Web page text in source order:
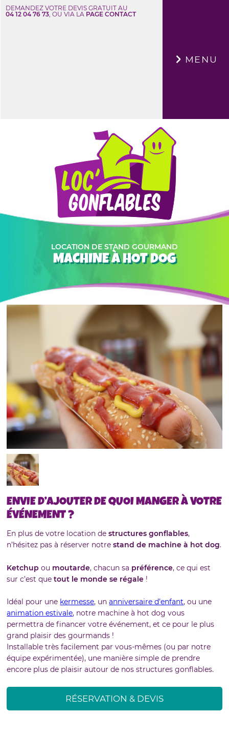
DEMANDEZ VOTRE DEVIS GRATUIT AU
04 12 04 76 73, OU VIA LA PAGE CONTACT
×MENU
LOCATION DE STAND GOURMAND
MACHINE À HOT DOG
ENVIE D’AJOUTER DE QUOI MANGER À VOTRE
ÉVÉNEMENT ?
En plus de votre location destructures gonflables,
n’hésitez pas à réserver notrestand de machine à hot dog.
Ketchup ou moutarde, chacun sa préférence, ce qui est
sur c’est quetout le monde se régale !
Idéal pour une kermesse, unanniversaire d’enfant, ou une
animation estivale, notre machine à hot dog vous
permettra de financer votre événement, et ce pour le plus
grand plaisir des gourmands !
Installable très facilement par vous-mêmes (ou par notre
équipe expérimentée), une manière simple de prendre
encore plus de plaisir autour de nos structures gonflables.
RÉSERVATION & DEVIS